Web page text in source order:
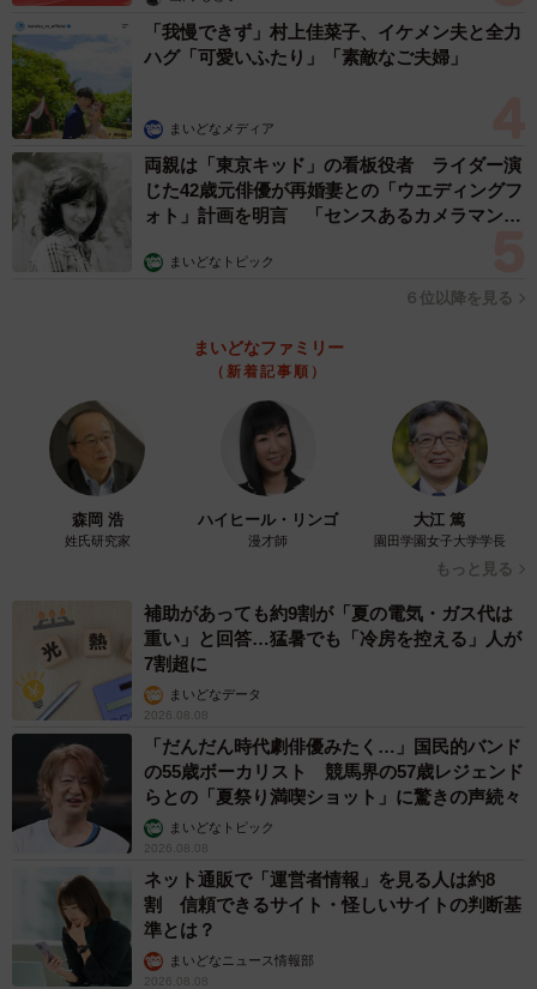
抱き合って眠る猫ちゃんたち（提供画像）
はちやさん「振り向いたら背後で抱き合ってました。普段
からくっついて寝てるのですが、なかなか見ない寝姿だっ
たので撮りました」
「我慢できず」村上佳菜子、イケメン夫と全力
ハグ「可愛いふたり」「素敵なご夫婦」
まいどなメディア
両親は「東京キッド」の看板役者 ライダー演
じた42歳元俳優が再婚妻との「ウエディングフ
ォト」計画を明言 「センスあるカメラマン求
まいどなトピック
６位以降を見る
まいどなファミリー
（新着記事順）
森岡 浩
姓氏研究家
ハイヒール・リンゴ
漫才師
大江 篤
園田学園女子大学学長
もっと見る
補助があっても約9割が「夏の電気・ガス代は
重い」と回答…猛暑でも「冷房を控える」人が
7割超に
まいどなデータ
2026.08.08
「だんだん時代劇俳優みたく…」国民的バンド
の55歳ボーカリスト 競馬界の57歳レジェンド
らとの「夏祭り満喫ショット」に驚きの声続々
まいどなトピック
2026.08.08
ネット通販で「運営者情報」を見る人は約8
割 信頼できるサイト・怪しいサイトの判断基
準とは？
まいどなニュース情報部
2026.08.08